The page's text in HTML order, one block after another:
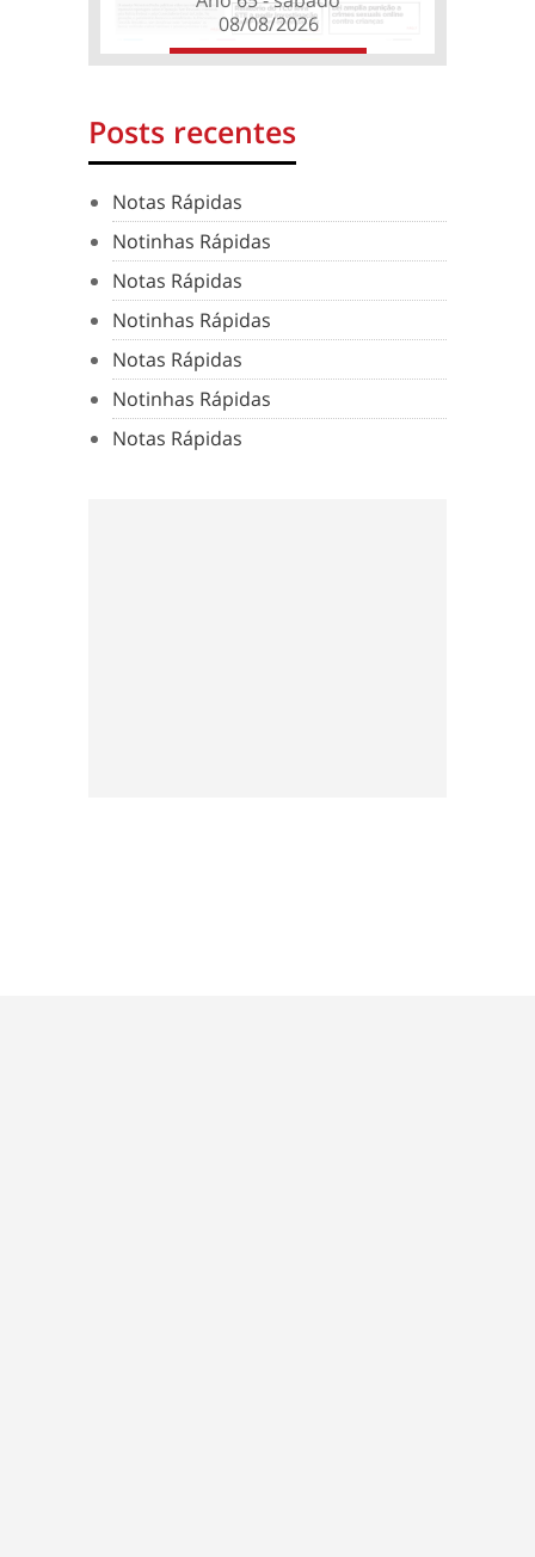
08/08/2026
Posts recentes
Notas Rápidas
Notinhas Rápidas
Notas Rápidas
Notinhas Rápidas
Notas Rápidas
Notinhas Rápidas
Notas Rápidas